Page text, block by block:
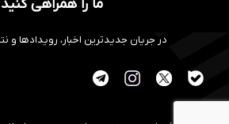
ما را همراهی کنید
در جریان جدیدترین اخبار، رویدادها و